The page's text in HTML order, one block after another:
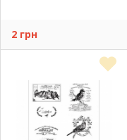
2 грн